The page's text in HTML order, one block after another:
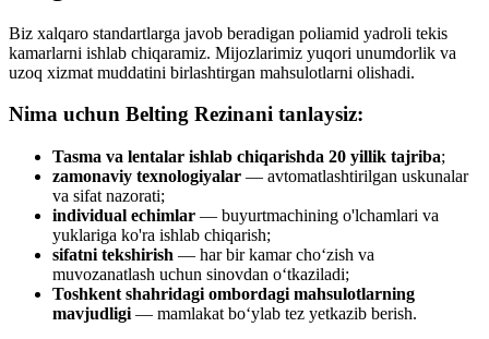
Biz xalqaro standartlarga javob beradigan poliamid yadroli tekis
kamarlarni ishlab chiqaramiz. Mijozlarimiz yuqori unumdorlik va
uzoq xizmat muddatini birlashtirgan mahsulotlarni olishadi.
Nima uchun Belting Rezinani tanlaysiz:
Tasma va lentalar ishlab chiqarishda 20 yillik tajriba;
zamonaviy texnologiyalar — avtomatlashtirilgan uskunalar
va sifat nazorati;
individual echimlar — buyurtmachining o'lchamlari va
yuklariga ko'ra ishlab chiqarish;
sifatni tekshirish — har bir kamar cho‘zish va
muvozanatlash uchun sinovdan o‘tkaziladi;
Toshkent shahridagi ombordagi mahsulotlarning
mavjudligi — mamlakat boʻylab tez yetkazib berish.